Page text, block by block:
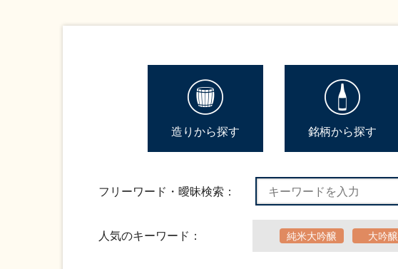
造りから探す 銘柄から探す
フリーワード・曖昧検索：
人気のキーワード： 純米大吟醸 大吟醸